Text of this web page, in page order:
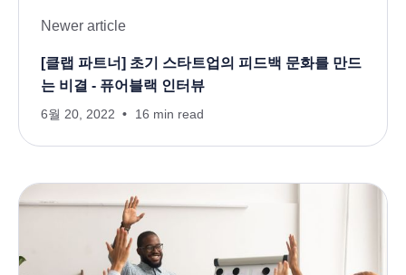
Newer article
[클랩 파트너] 초기 스타트업의 피드백 문화를 만드
는 비결 - 퓨어블랙 인터뷰
6월 20, 2022 16 min read